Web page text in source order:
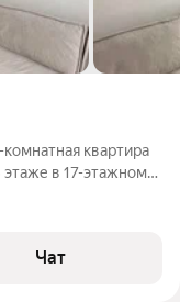
квартира
в 17-этажном
Чат